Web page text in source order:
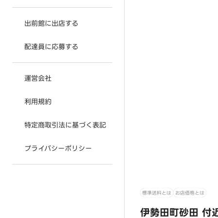
出前館に出店する
配達員に応募する
運営会社
利用規約
特定商取引法に基づく表記
プライバシーポリシー
標準送料とは お店価格とは
伊勢田町砂田 付